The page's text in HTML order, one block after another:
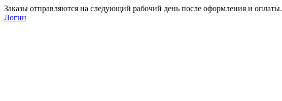
Заказы отправляются на следующий рабочий день после оформления и оплаты.
Логин